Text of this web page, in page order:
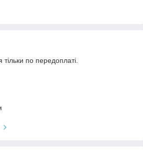
тільки по передоплаті.